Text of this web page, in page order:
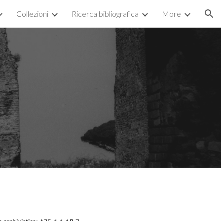
Collezioni Ricerca bibliografica More